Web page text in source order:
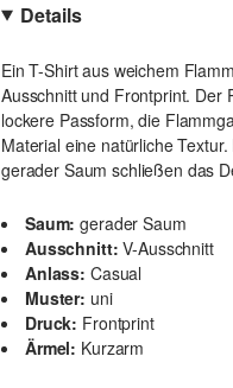
Details
Ein T-Shirt aus weichem
Ausschnitt und Frontprint. Der
lockere Passform, die
Material eine natürliche
gerader Saum schließen das
Saum: gerader Saum
Ausschnitt: V-Ausschnitt
Anlass: Casual
Muster: uni
Druck: Frontprint
Ärmel: Kurzarm